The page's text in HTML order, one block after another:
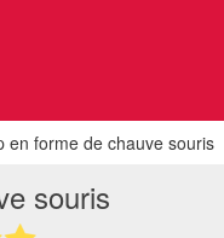
en forme de chauve souris
souris